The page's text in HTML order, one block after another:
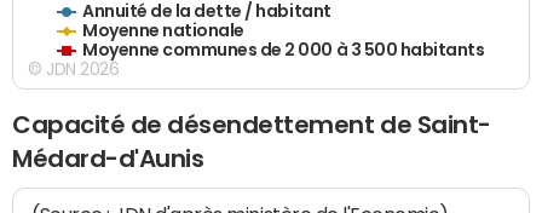
Annuité de la dette / habitant
Moyenne nationale
Moyenne communes de 2 000 à 3 500 habitants
© JDN 2026
Capacité de désendettement de Saint-
Médard-d'Aunis